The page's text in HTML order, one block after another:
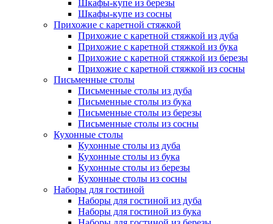
Шкафы-купе из березы
Шкафы-купе из сосны
Прихожие с каретной стяжкой
Прихожие с каретной стяжкой из дуба
Прихожие с каретной стяжкой из бука
Прихожие с каретной стяжкой из березы
Прихожие с каретной стяжкой из сосны
Письменные столы
Письменные столы из дуба
Письменные столы из бука
Письменные столы из березы
Письменные столы из сосны
Кухонные столы
Кухонные столы из дуба
Кухонные столы из бука
Кухонные столы из березы
Кухонные столы из сосны
Наборы для гостиной
Наборы для гостиной из дуба
Наборы для гостиной из бука